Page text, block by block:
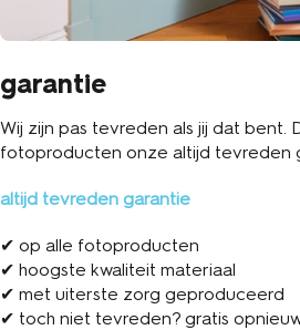
garantie
Wij zijn pas tevreden als jij dat bent.
fotoproducten onze altijd tevreden
altijd tevreden garantie
✔ op alle fotoproducten
✔ hoogste kwaliteit materiaal
✔ met uiterste zorg geproduceerd
✔ toch niet tevreden? gratis